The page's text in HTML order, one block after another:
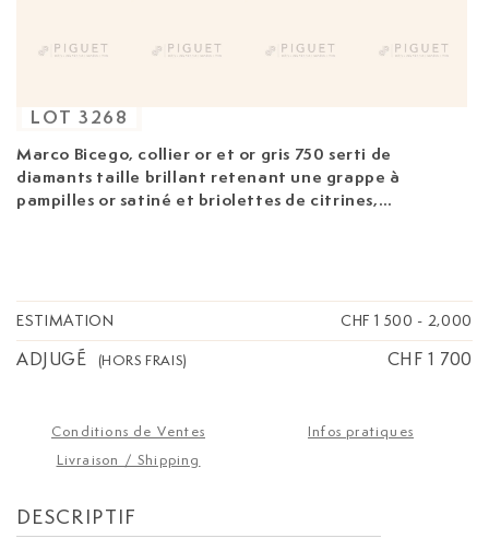
Marco Bicego, collier or et or gris 750 serti de
diamants taille brillant retenant une grappe à
pampilles or satiné et briolettes de citrines,
LOT 3268
ESTIMATION CHF 1 500 - 2,000
ADJUGÉ (HORS FRAIS) CHF 1 700
Conditions de Ventes
Infos pratiques
Livraison / Shipping
DESCRIPTIF